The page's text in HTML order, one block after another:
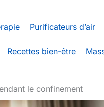
Purificateurs d’air
Recettes bien-être
le confinement